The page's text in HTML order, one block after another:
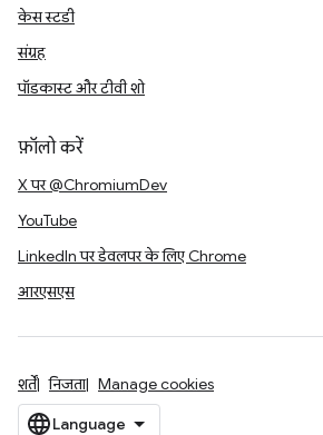
केस स्टडी
संग्रह
पॉडकास्ट और टीवी शो
फ़ॉलो करें
X पर @ChromiumDev
YouTube
LinkedIn पर डेवलपर के लिए Chrome
आरएसएस
शर्तें निजता Manage cookies